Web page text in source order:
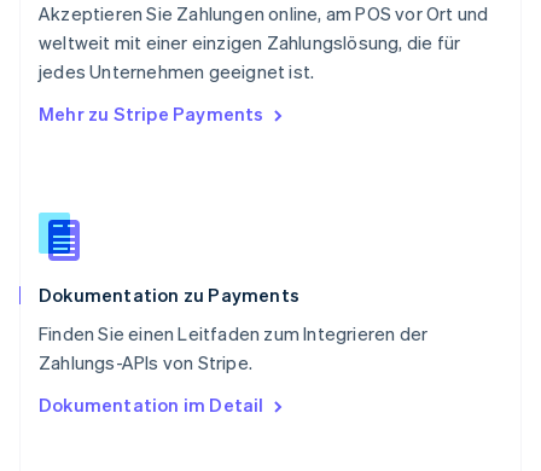
Akzeptieren Sie Zahlungen online, am POS vor Ort und
weltweit mit einer einzigen Zahlungslösung, die für
jedes Unternehmen geeignet ist.
Mehr zu Stripe Payments
Dokumentation zu Payments
Finden Sie einen Leitfaden zum Integrieren der
Zahlungs-APIs von Stripe.
Dokumentation im Detail
Singapur
English简体中文
Slowakei
Slowenien
English
Spanien
Thailand
Tschechische Republik
English
English